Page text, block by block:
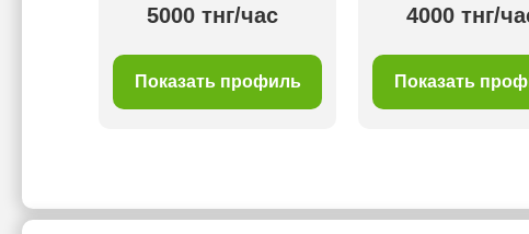
5000 тнг/час
Показать профиль
4000 тнг/
Показать